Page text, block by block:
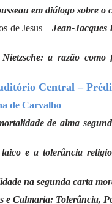
em diálogo sobre o
de Jesus – Jean-Jacques
Nietzsche: a razão como
Central –
de Carvalho
de alma
e a tolerância
na segunda carta
e Calmaria: Tolerância,